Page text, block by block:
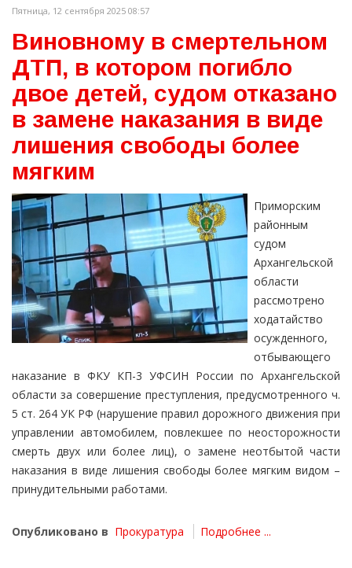
Пятница, 12 сентября 2025 08:57
Виновному в смертельном
ДТП, в котором погибло
двое детей, судом отказано
в замене наказания в виде
лишения свободы более
мягким
Приморским
районным
судом
Архангельской
области
рассмотрено
ходатайство
осужденного,
отбывающего
наказание в ФКУ КП-3 УФСИН России по Архангельской
области за совершение преступления, предусмотренного ч.
5 ст. 264 УК РФ (нарушение правил дорожного движения при
управлении автомобилем, повлекшее по неосторожности
смерть двух или более лиц), о замене неотбытой части
наказания в виде лишения свободы более мягким видом –
принудительными работами.
Опубликовано в Прокуратура Подробнее ...